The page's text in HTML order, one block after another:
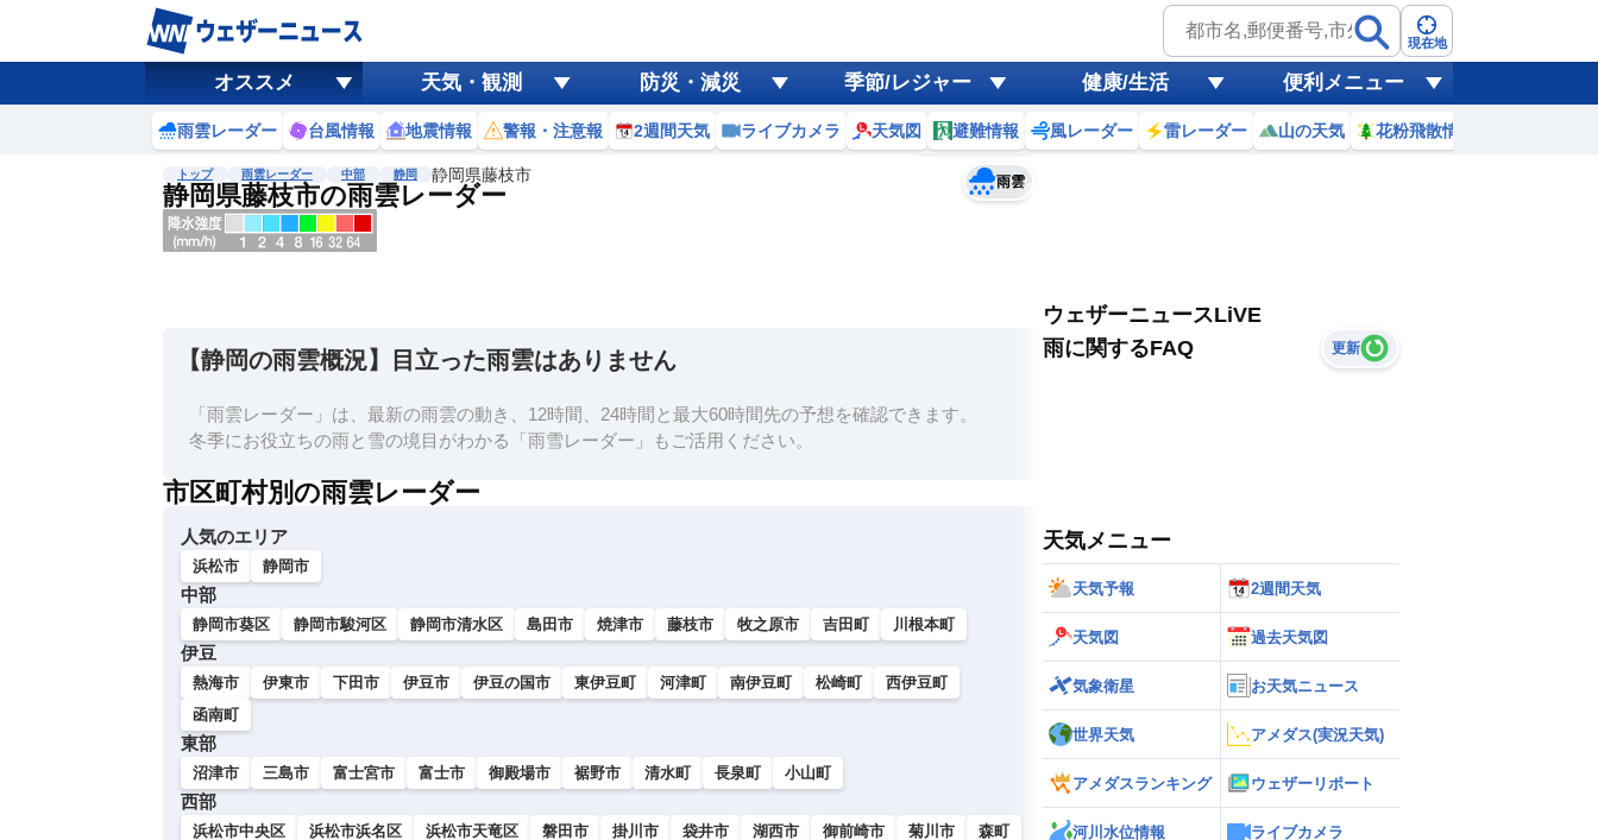
現在地
オススメ 天気・観測 防災・減災 季節/レジャー 健康/生活 便利メニュー
雨雲レーダー 台風情報 地震情報 警報・注意報 2週間天気 ライブカメラ 天気図 避難情報 風レーダー 雷レーダー 山の天気 花粉飛散情報
トップ 雨雲レーダー 中部 静岡 静岡県藤枝市
静岡県藤枝市の雨雲レーダー 雨雲
予報士コメント
黄砂
天気 台風
【静岡の雨雲概況】目立った雨雲はありません
「雨雲レーダー」は、最新の雨雲の動き、12時間、24時間と最大60時間先の予想を確認できます。
冬季にお役立ちの雨と雪の境目がわかる「雨雪レーダー」もご活用ください。
市区町村別の雨雲レーダー
人気のエリア
浜松市 静岡市
中部
静岡市葵区 静岡市駿河区 静岡市清水区 島田市 焼津市 藤枝市 牧之原市 吉田町 川根本町
伊豆
熱海市 伊東市 下田市 伊豆市 伊豆の国市 東伊豆町 河津町 南伊豆町 松崎町
西伊豆町
函南町
東部
沼津市 三島市 富士宮市 富士市 御殿場市 裾野市 清水町 長泉町 小山町
西部
浜松市中央区 浜松市浜名区 浜松市天竜区 磐田市 掛川市 袋井市 湖西市 御前崎市 菊川市 森町
ウェザーニュースLiVE
雨に関するFAQ
更新
天気メニュー
天気予報 2週間天気
天気図 過去天気図
気象衛星 お天気ニュース
世界天気 アメダス(実況天気)
アメダスランキング ウェザーリポート
河川水位情報 ライブカメラ